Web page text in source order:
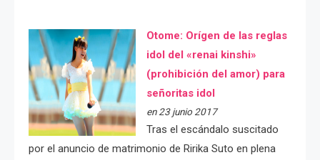
Otome: Orígen de las reglas
idol del «renai kinshi»
(prohibición del amor) para
señoritas idol
en 23 junio 2017
Tras el escándalo suscitado
por el anuncio de matrimonio de Ririka Suto en plena